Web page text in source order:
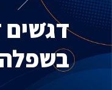
דגשים
בשפלה